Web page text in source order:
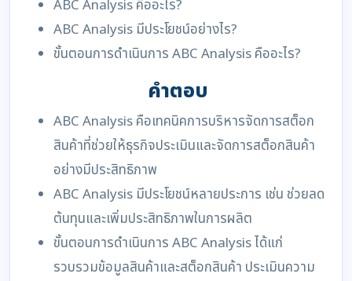
ABC Analysis คืออะไร?
ABC Analysis มีประโยชน์อย่างไร?
ขั้นตอนการดำเนินการ ABC Analysis คืออะไร?
คำตอบ
ABC Analysis คือเทคนิคการบริหารจัดการสต็อก
สินค้าที่ช่วยให้ธุรกิจประเมินและจัดการสต็อกสินค้า
อย่างมีประสิทธิภาพ
ABC Analysis มีประโยชน์หลายประการ เช่น ช่วยลด
ต้นทุนและเพิ่มประสิทธิภาพในการผลิต
ขั้นตอนการดำเนินการ ABC Analysis ได้แก่
รวบรวมข้อมูลสินค้าและสต็อกสินค้า ประเมินความ